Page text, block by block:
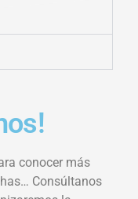
conocer más
Consúltanos